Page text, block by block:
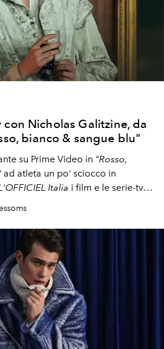
con Nicholas Galitzine, da
bianco & sangue blu"
su Prime Video in "Rosso,
ad atleta un po' sciocco in
Italia i film e le serie-tv